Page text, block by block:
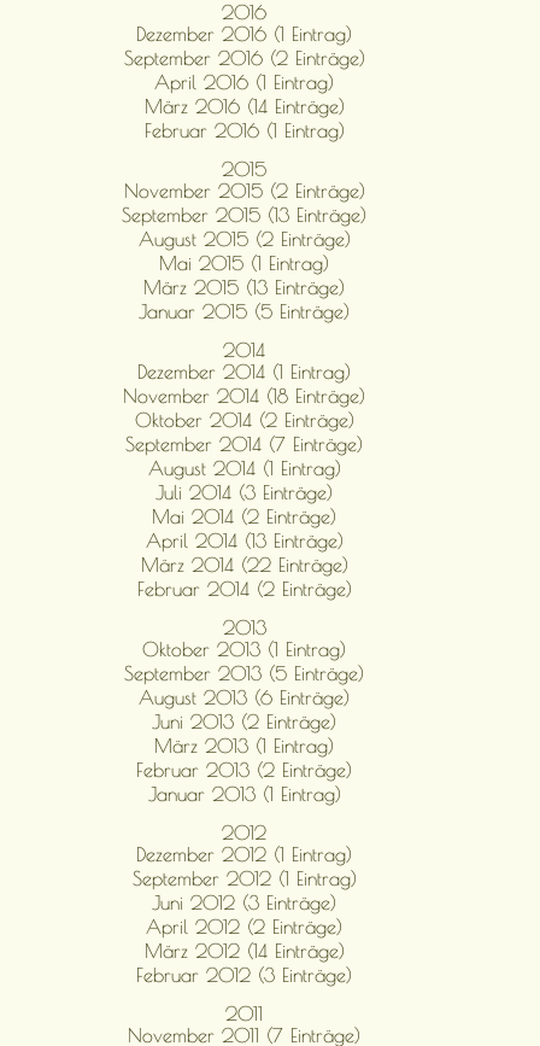
2016
Dezember 2016 (1 Eintrag)
September 2016 (2 Einträge)
April 2016 (1 Eintrag)
März 2016 (14 Einträge)
Februar 2016 (1 Eintrag)
2015
November 2015 (2 Einträge)
September 2015 (13 Einträge)
August 2015 (2 Einträge)
Mai 2015 (1 Eintrag)
März 2015 (13 Einträge)
Januar 2015 (5 Einträge)
2014
Dezember 2014 (1 Eintrag)
November 2014 (18 Einträge)
Oktober 2014 (2 Einträge)
September 2014 (7 Einträge)
August 2014 (1 Eintrag)
Juli 2014 (3 Einträge)
Mai 2014 (2 Einträge)
April 2014 (13 Einträge)
März 2014 (22 Einträge)
Februar 2014 (2 Einträge)
2013
Oktober 2013 (1 Eintrag)
September 2013 (5 Einträge)
August 2013 (6 Einträge)
Juni 2013 (2 Einträge)
März 2013 (1 Eintrag)
Februar 2013 (2 Einträge)
Januar 2013 (1 Eintrag)
2012
Dezember 2012 (1 Eintrag)
September 2012 (1 Eintrag)
Juni 2012 (3 Einträge)
April 2012 (2 Einträge)
März 2012 (14 Einträge)
Februar 2012 (3 Einträge)
2011
November 2011 (7 Einträge)